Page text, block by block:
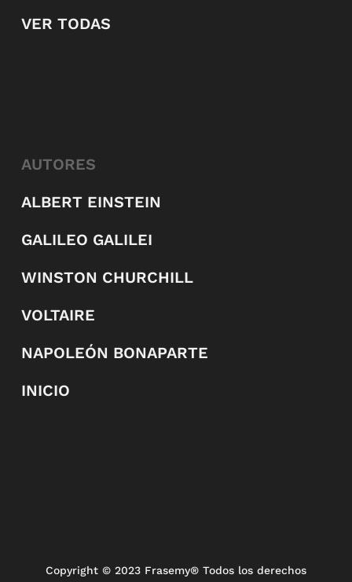
VER TODAS
AUTORES
ALBERT EINSTEIN
GALILEO GALILEI
WINSTON CHURCHILL
VOLTAIRE
NAPOLEÓN BONAPARTE
INICIO
Copyright © 2023 Frasemy® Todos los derechos